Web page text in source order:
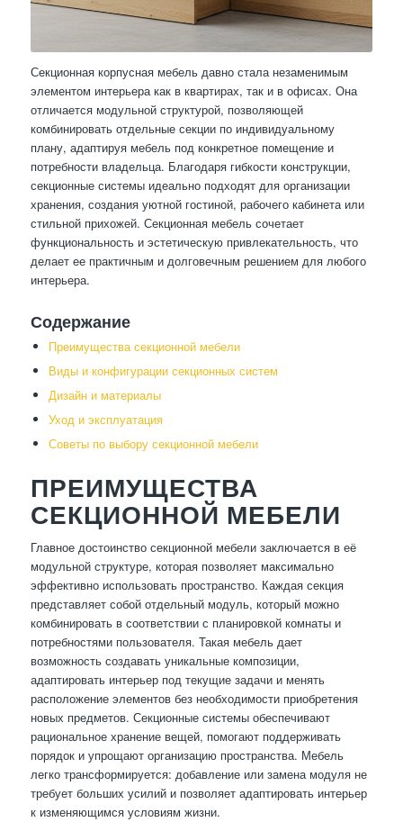
Секционная корпусная мебель давно стала незаменимым
элементом интерьера как в квартирах, так и в офисах. Она
отличается модульной структурой, позволяющей
комбинировать отдельные секции по индивидуальному
плану, адаптируя мебель под конкретное помещение и
потребности владельца. Благодаря гибкости конструкции,
секционные системы идеально подходят для организации
хранения, создания уютной гостиной, рабочего кабинета или
стильной прихожей. Секционная мебель сочетает
функциональность и эстетическую привлекательность, что
делает ее практичным и долговечным решением для любого
интерьера.
Содержание
Преимущества секционной мебели
Виды и конфигурации секционных систем
Дизайн и материалы
Уход и эксплуатация
Советы по выбору секционной мебели
ПРЕИМУЩЕСТВА
СЕКЦИОННОЙ МЕБЕЛИ
Главное достоинство секционной мебели заключается в её
модульной структуре, которая позволяет максимально
эффективно использовать пространство. Каждая секция
представляет собой отдельный модуль, который можно
комбинировать в соответствии с планировкой комнаты и
потребностями пользователя. Такая мебель дает
возможность создавать уникальные композиции,
адаптировать интерьер под текущие задачи и менять
расположение элементов без необходимости приобретения
новых предметов. Секционные системы обеспечивают
рациональное хранение вещей, помогают поддерживать
порядок и упрощают организацию пространства. Мебель
легко трансформируется: добавление или замена модуля не
требует больших усилий и позволяет адаптировать интерьер
к изменяющимся условиям жизни.